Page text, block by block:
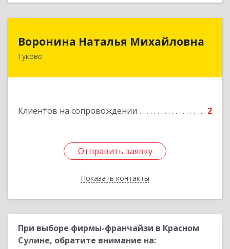
Воронина Наталья Михайловна
Гуково
Клиентов на сопровождении 2
Отправить заявку
Показать контакты
Воронина Наталья Михайловна
Отправить заявку
Назад
При выборе фирмы-франчайзи в Красном
Сулине, обратите внимание на: